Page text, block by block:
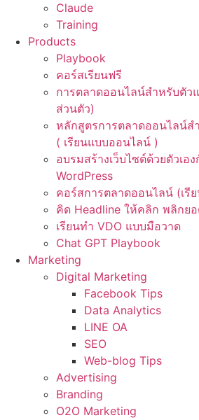
Claude
Training
Products
Playbook
คอร์สเรียนฟรี
การตลาดออนไลน์สำหรับตัว
ส่วนตัว)
หลักสูตรการตลาดออนไลน์
( เรียนแบบออนไลน์ )
อบรมสร้างเว็บไซต์ด้วยตัวเอ
WordPress
คอร์สการตลาดออนไลน์ (เรี
คิด Headline ให้คลิก พลิกย
เรียนทำ VDO แบบมือวาด
Chat GPT Playbook
Marketing
Digital Marketing
Facebook Tips
Data Analytics
LINE OA
SEO
Web-blog Tips
Advertising
Branding
O2O Marketing